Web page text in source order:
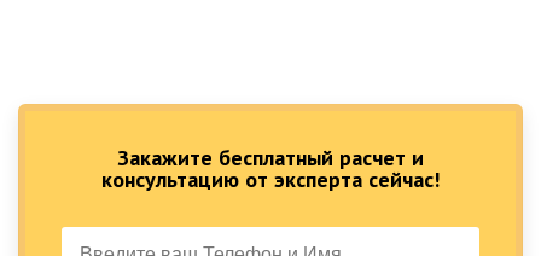
Закажите бесплатный расчет и
консультацию от эксперта сейчас!